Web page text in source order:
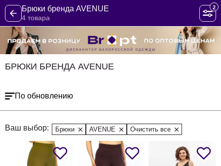
Брюки бренда AVENUE
4 товара
2
БРЮКИ БРЕНДА AVENUE
По обновлению
Ваш выбор: Брюки AVENUE Очистить все